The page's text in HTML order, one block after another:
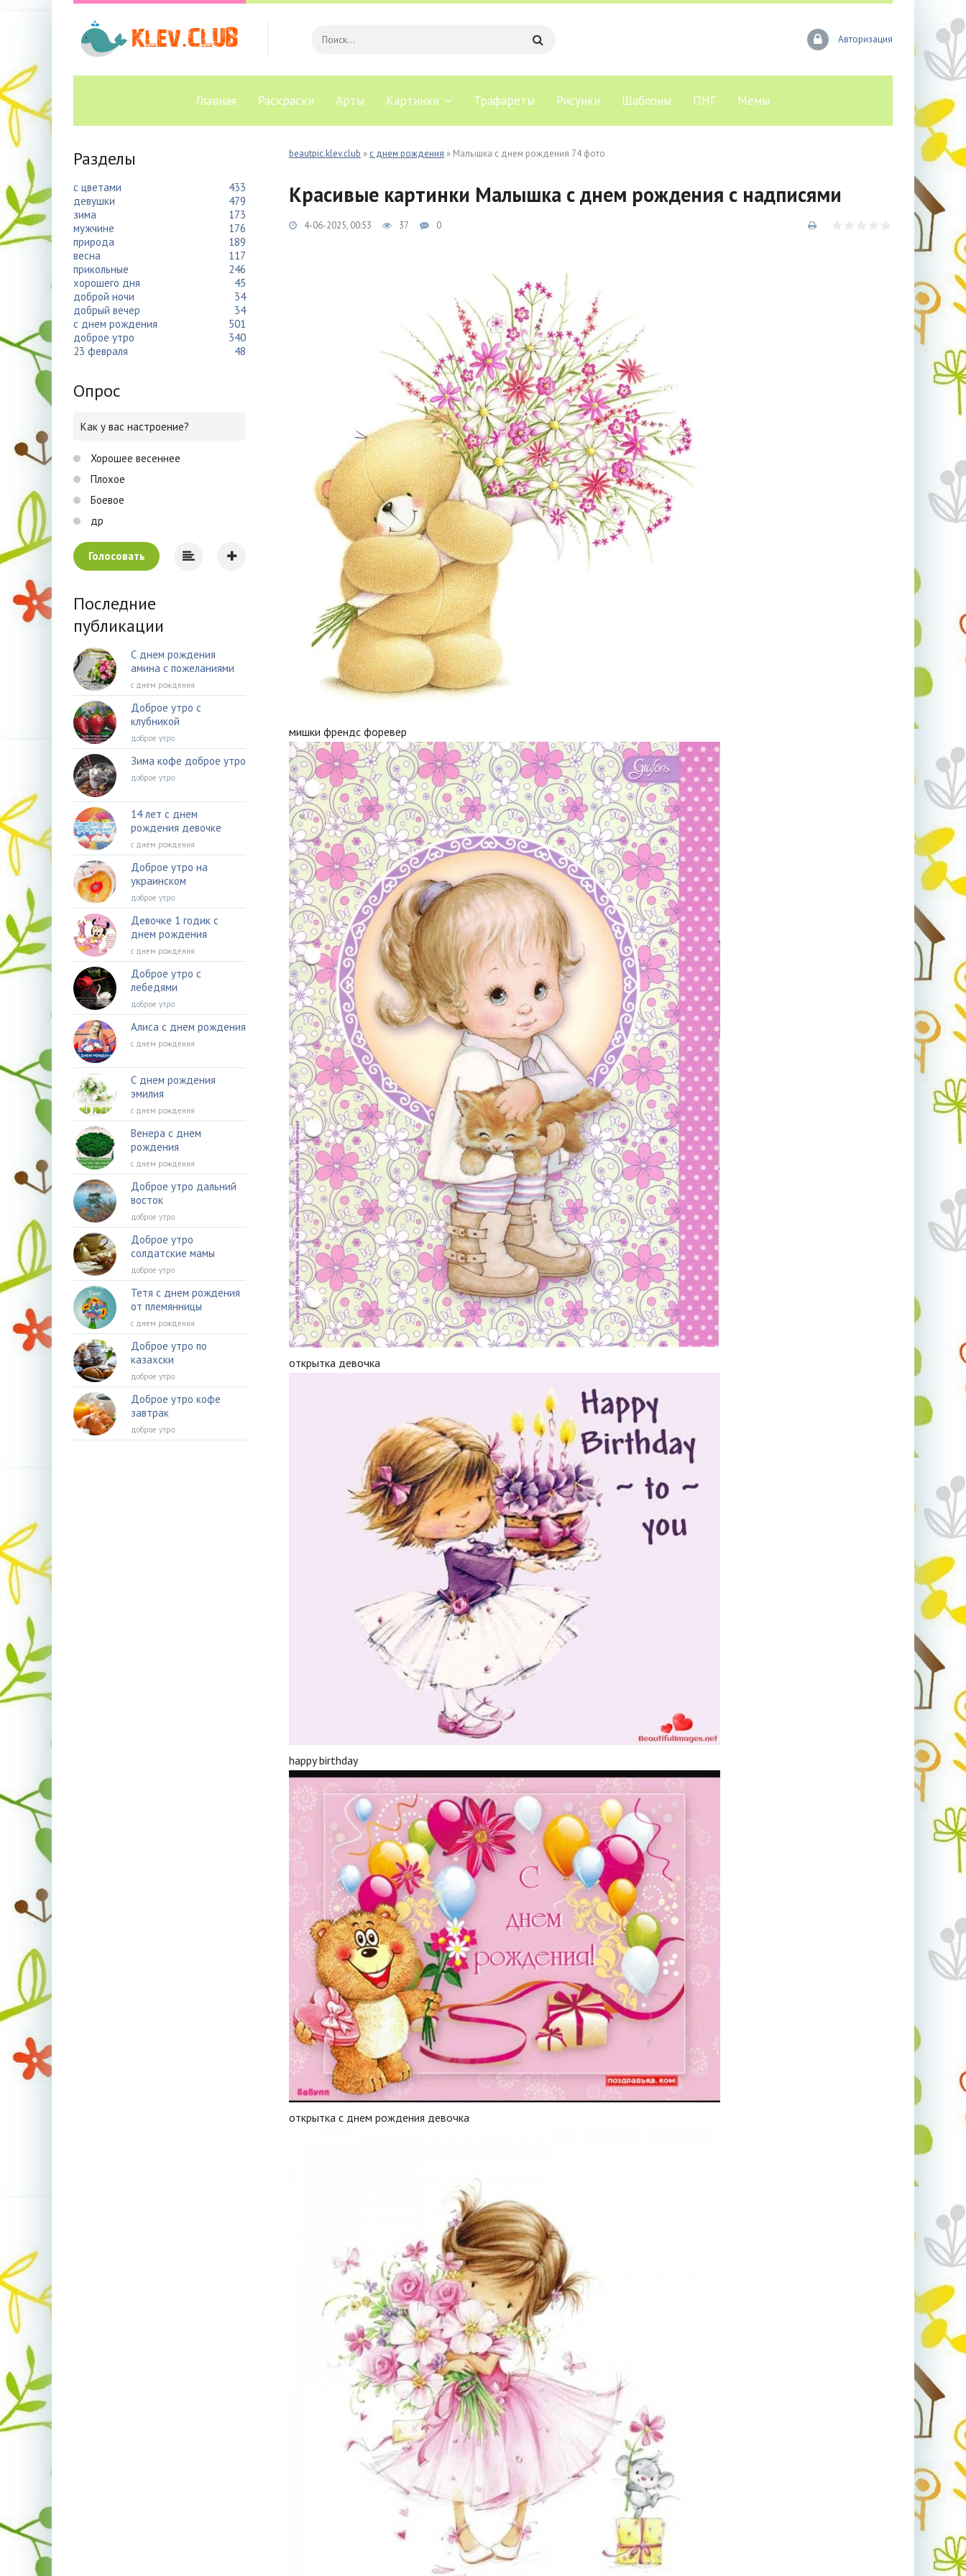
Авторизация
Главная Раскраски Арты Картинки Трафареты Рисунки Шаблоны ПНГ Мемы
beautpic.klev.club » с днем рождения » Малышка с днем рождения 74 фото
Красивые картинки Малышка с днем рождения с надписями
4-06-2025, 00:53 37 0
мишки френдс форевер
открытка девочка
happy birthday
открытка с днем рождения девочка
Разделы
с цветами
433
девушки
479
зима
173
мужчине
176
природа
189
весна
117
прикольные
246
хорошего дня
45
доброй ночи
34
добрый вечер
34
с днем рождения
501
доброе утро
340
23 февраля
48
Опрос
Как у вас настроение?
Хорошее весеннее
Плохое
Боевое
др
Голосовать
Последние
публикации
С днем рождения
амина с пожеланиями
с днем рождения
Доброе утро с
клубникой
доброе утро
Зима кофе доброе утро
доброе утро
14 лет с днем
рождения девочке
с днем рождения
Доброе утро на
украинском
доброе утро
Девочке 1 годик с
днем рождения
с днем рождения
Доброе утро с
лебедями
доброе утро
Алиса с днем рождения
с днем рождения
С днем рождения
эмилия
с днем рождения
Венера с днем
рождения
с днем рождения
Доброе утро дальний
восток
доброе утро
Доброе утро
солдатские мамы
доброе утро
Тетя с днем рождения
от племянницы
с днем рождения
Доброе утро по
казахски
доброе утро
Доброе утро кофе
завтрак
доброе утро